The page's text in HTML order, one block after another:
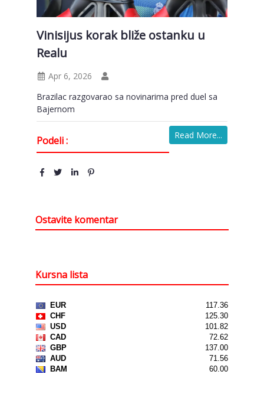
Vinisijus korak bliže ostanku u
Realu
Apr 6, 2026
Brazilac razgovarao sa novinarima pred duel sa
Bajernom
Read More...
Podeli :
Ostavite komentar
Kursna lista